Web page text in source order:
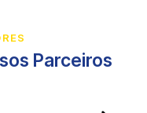
Parceiros​